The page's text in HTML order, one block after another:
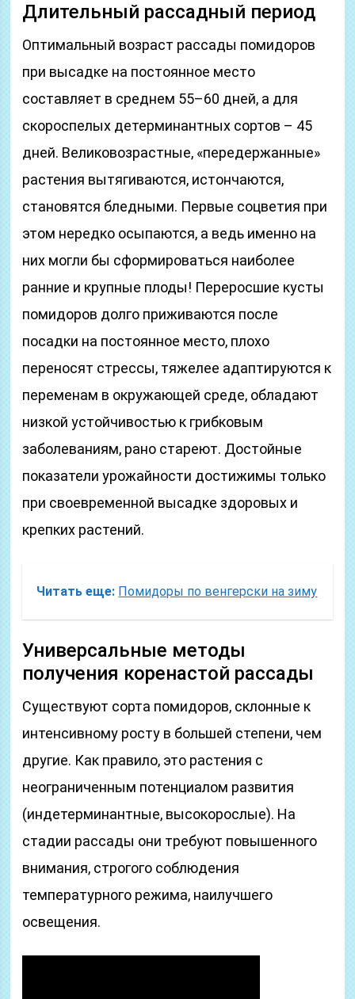
Длительный рассадный период
Оптимальный возраст рассады помидоров
при высадке на постоянное место
составляет в среднем 55–60 дней, а для
скороспелых детерминантных сортов – 45
дней. Великовозрастные, «передержанные»
растения вытягиваются, истончаются,
становятся бледными. Первые соцветия при
этом нередко осыпаются, а ведь именно на
них могли бы сформироваться наиболее
ранние и крупные плоды! Переросшие кусты
помидоров долго приживаются после
посадки на постоянное место, плохо
переносят стрессы, тяжелее адаптируются к
переменам в окружающей среде, обладают
низкой устойчивостью к грибковым
заболеваниям, рано стареют. Достойные
показатели урожайности достижимы только
при своевременной высадке здоровых и
крепких растений.
Читать еще: Помидоры по венгерски на зиму
Универсальные методы
получения коренастой рассады
Существуют сорта помидоров, склонные к
интенсивному росту в большей степени, чем
другие. Как правило, это растения с
неограниченным потенциалом развития
(индетерминантные, высокорослые). На
стадии рассады они требуют повышенного
внимания, строгого соблюдения
температурного режима, наилучшего
освещения.